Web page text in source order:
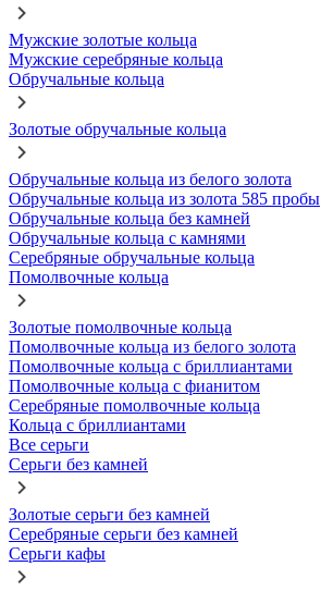
Мужские золотые кольца
Мужские серебряные кольца
Обручальные кольца
Золотые обручальные кольца
Обручальные кольца из белого золота
Обручальные кольца из золота 585 пробы
Обручальные кольца без камней
Обручальные кольца с камнями
Серебряные обручальные кольца
Помолвочные кольца
Золотые помолвочные кольца
Помолвочные кольца из белого золота
Помолвочные кольца с бриллиантами
Помолвочные кольца с фианитом
Серебряные помолвочные кольца
Кольца с бриллиантами
Все серьги
Серьги без камней
Золотые серьги без камней
Серебряные серьги без камней
Серьги кафы